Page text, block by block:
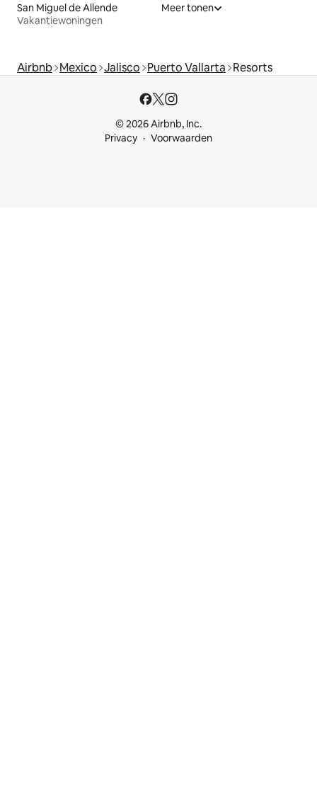
San Miguel de Allende
Vakantiewoningen
Meer tonen
Airbnb Mexico Jalisco Puerto Vallarta Resorts
© 2026 Airbnb, Inc.
Privacy
Voorwaarden